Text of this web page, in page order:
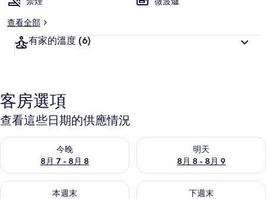
查看全部
有家的溫度 (6)
客房選項
查看這些日期的供應情況
今晚
8月 7 - 8月 8
查看今晚 (8月 7 - 8月 8) 的供應情況
明天
8月 8 - 8月 9
查看明天 (8月 8 - 8月 9) 的供
本週末
查看本週末 (8月 7 - 8月 9) 的供應情況
下週末
查看下週末 (8月 14 - 8月 16)